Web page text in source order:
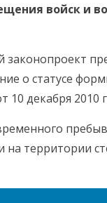
войск и
законопроект
о статусе
10 декабря 2010
на территории